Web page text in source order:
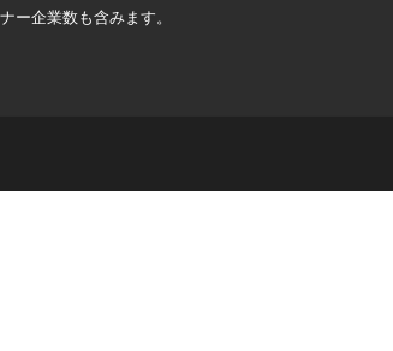
ー企業数も含みます。